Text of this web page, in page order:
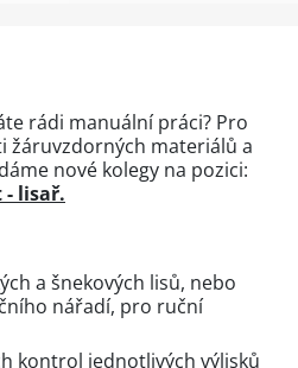
rádi manuální práci? Pro
žáruvzdorných materiálů a
nové kolegy na pozici:
lisař.
a šnekových lisů, nebo
nářadí, pro ruční
kontrol jednotlivých výlisků